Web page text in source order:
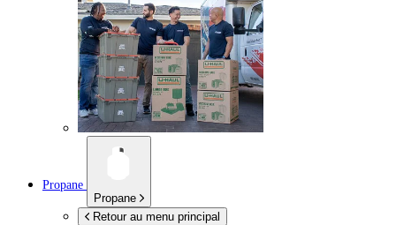
Propane
Propane
Retour au menu principal